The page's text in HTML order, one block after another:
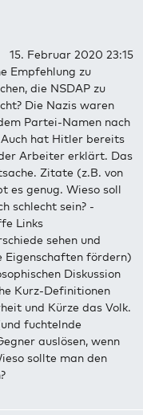
15. Februar 2020 23:15
Empfehlung zu
die NSDAP zu
Die Nazis waren
Partei-Namen nach
hat Hitler bereits
Arbeiter erklärt. Das
Zitate (z.B. von
es genug. Wieso soll
schlecht sein? -
Links
sehen und
Eigenschaften fördern)
Diskussion
Kurz-Definitionen
und Kürze das Volk.
fuchtelnde
auslösen, wenn
sollte man den